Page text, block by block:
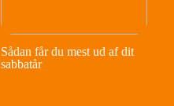
Sådan får du mest ud af dit
sabbatår